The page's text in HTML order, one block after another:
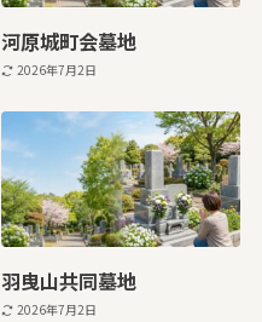
河原城町会墓地
2026年7月2日
羽曳山共同墓地
2026年7月2日